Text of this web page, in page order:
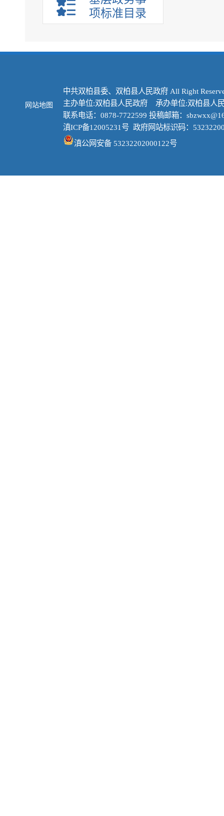
项标准目录
网站地图
中共双柏县委、双柏县人民政府 All Right
主办单位:双柏县人民政府 承办单位:双柏县人
联系电话：0878-7722599 投稿邮箱：
滇ICP备12005231号 政府网站标识码：
滇公网安备 53232202000122号